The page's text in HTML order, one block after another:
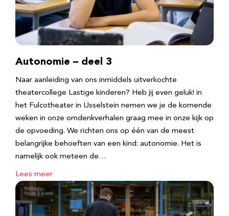
Autonomie – deel 3
Naar aanleiding van ons inmiddels uitverkochte
theatercollege Lastige kinderen? Heb jij even geluk! in
het Fulcotheater in IJsselstein nemen we je de komende
weken in onze omdenkverhalen graag mee in onze kijk op
de opvoeding. We richten ons op één van de meest
belangrijke behoeften van een kind: autonomie. Het is
namelijk ook meteen de…
Lees meer